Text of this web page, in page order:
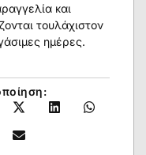
και
τουλάχιστον
ημέρες.